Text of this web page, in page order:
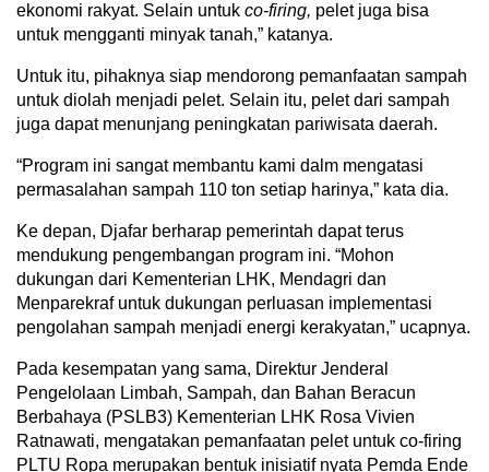
ekonomi rakyat. Selain untuk co-firing, pelet juga bisa
untuk mengganti minyak tanah,” katanya.
Untuk itu, pihaknya siap mendorong pemanfaatan sampah
untuk diolah menjadi pelet. Selain itu, pelet dari sampah
juga dapat menunjang peningkatan pariwisata daerah.
“Program ini sangat membantu kami dalm mengatasi
permasalahan sampah 110 ton setiap harinya,” kata dia.
Ke depan, Djafar berharap pemerintah dapat terus
mendukung pengembangan program ini. “Mohon
dukungan dari Kementerian LHK, Mendagri dan
Menparekraf untuk dukungan perluasan implementasi
pengolahan sampah menjadi energi kerakyatan,” ucapnya.
Pada kesempatan yang sama, Direktur Jenderal
Pengelolaan Limbah, Sampah, dan Bahan Beracun
Berbahaya (PSLB3) Kementerian LHK Rosa Vivien
Ratnawati, mengatakan pemanfaatan pelet untuk co-firing
PLTU Ropa merupakan bentuk inisiatif nyata Pemda Ende